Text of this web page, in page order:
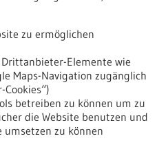
Noether-Förderung
Puschhof
(DFG) fördert ein
der Leitung von Jens
(DKFZ).
die Rolle
der frühesten Entstehung
erforschen, wie sich dieser
zu ermöglichen
Elemente wie
Maps-Navigation zugänglich
betreiben zu können um zu
die Website benutzen und
zu können